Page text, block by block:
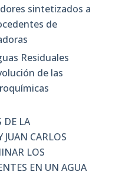
sintetizados a
de
Residuales
de las
DE LA
JUAN CARLOS
LOS
EN UN AGUA